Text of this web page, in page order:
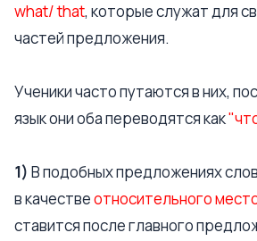
what/ that, которые служат для
частей предложения.
Ученики часто путаются в них,
язык они оба переводятся как
1) В подобных предложениях
в качествеотносительного
ставится после главного